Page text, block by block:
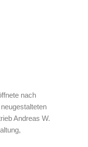
nach
Andreas W.